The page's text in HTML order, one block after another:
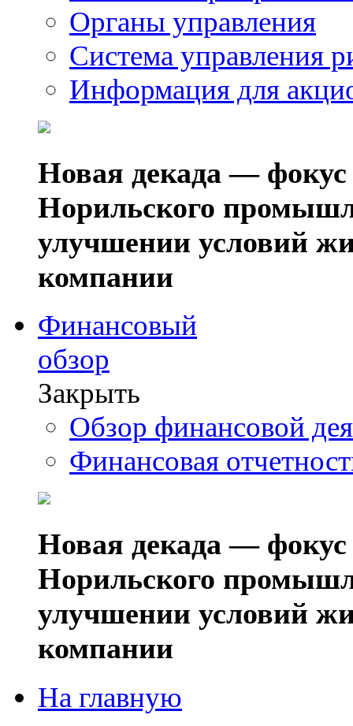
Органы управления
Система управления
Информация для
Новая декада — фокус
Норильского
улучшении условий
компании
Финансовый
обзор
Закрыть
Обзор финансовой
Финансовая
Новая декада — фокус
Норильского
улучшении условий
компании
На главную